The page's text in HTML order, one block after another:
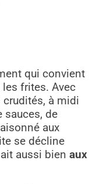
qui convient
frites. Avec
crudités, à midi
sauces, de
aux
se décline
aussi bien aux